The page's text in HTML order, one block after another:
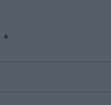
*